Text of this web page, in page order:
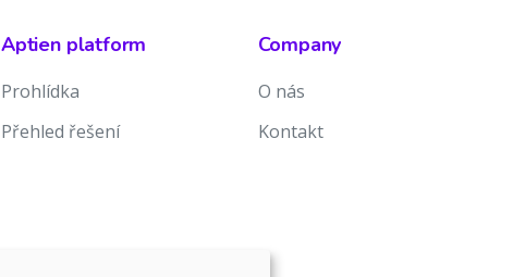
Aptien platform
Prohlídka
Přehled řešení
Company
O nás
Kontakt